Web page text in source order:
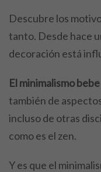
Descubre los
tanto. Desde hace
decoración está
El minimalismo
también de
incluso de otras
como es el zen.
Y es que el